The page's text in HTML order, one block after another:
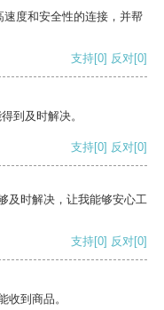
度和安全性的连接，并帮
支持[0] 反对[0]
到及时解决。
支持[0] 反对[0]
及时解决，让我能够安心工
支持[0] 反对[0]
收到商品。